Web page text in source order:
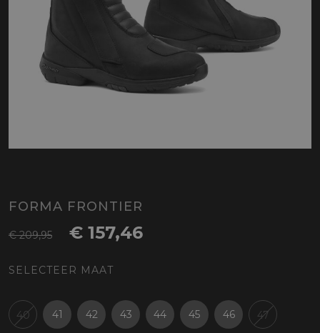
FORMA FRONTIER
€ 209,95 € 157,46
SELECTEER MAAT
40 41 42 43 44 45 46 47